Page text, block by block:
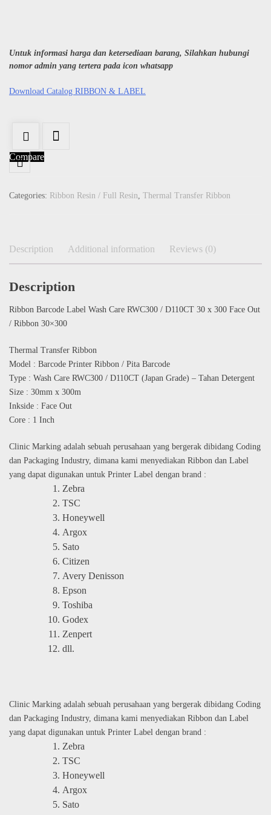
Untuk informasi harga dan ketersediaan barang, Silahkan hubungi
nomor admin yang tertera pada icon whatsapp
Download Catalog RIBBON & LABEL
Compare
Categories: Ribbon Resin / Full Resin, Thermal Transfer Ribbon
Description Additional information Reviews (0)
Description
Ribbon Barcode Label Wash Care RWC300 / D110CT 30 x 300 Face Out
/ Ribbon 30×300
Thermal Transfer Ribbon
Model : Barcode Printer Ribbon / Pita Barcode
Type : Wash Care RWC300 / D110CT (Japan Grade) – Tahan Detergent
Size : 30mm x 300m
Inkside : Face Out
Core : 1 Inch
Clinic Marking adalah sebuah perusahaan yang bergerak dibidang Coding
dan Packaging Industry, dimana kami menyediakan Ribbon dan Label
yang dapat digunakan untuk Printer Label dengan brand :
Zebra
TSC
Honeywell
Argox
Sato
Citizen
Avery Denisson
Epson
Toshiba
Godex
Zenpert
dll.
Clinic Marking adalah sebuah perusahaan yang bergerak dibidang Coding
dan Packaging Industry, dimana kami menyediakan Ribbon dan Label
yang dapat digunakan untuk Printer Label dengan brand :
Zebra
TSC
Honeywell
Argox
Sato